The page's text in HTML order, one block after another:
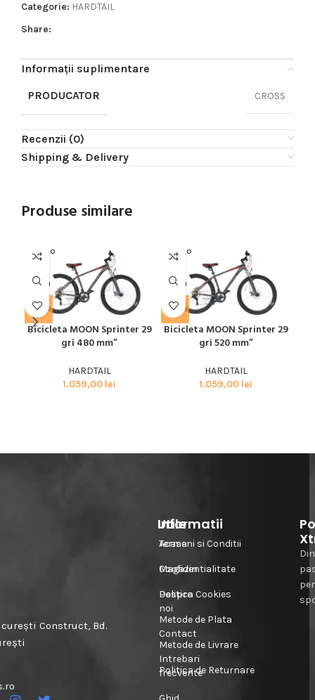
Categorie: HARDTAIL
Share:
Informații suplimentare
PRODUCATOR
CROSS
Recenzii (0)
Shipping & Delivery
Produse similare
SOLD O
UT
MOON
Bicicleta MOON Sprinter 29
gri 480 mm”
HARDTAIL
1.059,00 lei
SOLD O
UT
MOON
Bicicleta MOON Sprinter 29
gri 520 mm”
HARDTAIL
1.059,00 lei
Construct, Bd.
Informatii
Acasa
Magazin
Despre
noi
Contact
Intrebari
frecvente
Utile
Termeni si Conditii
Confidentialitate
Politica Cookies
Metode de Plata
Metode de Livrare
Politica de Returnare
Din